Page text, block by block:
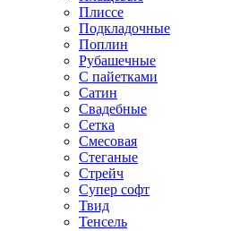
Плиссе
Подкладочные
Поплин
Рубашечные
С пайетками
Сатин
Свадебные
Сетка
Смесовая
Стеганые
Стрейч
Супер софт
Твид
Тенсель